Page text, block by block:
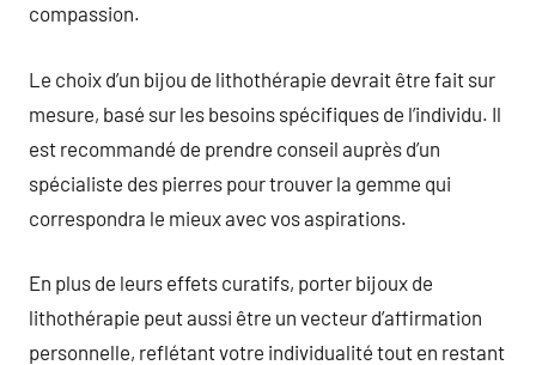
compassion.
Le choix d’un bijou de lithothérapie devrait être fait sur
mesure, basé sur les besoins spécifiques de l’individu. Il
est recommandé de prendre conseil auprès d’un
spécialiste des pierres pour trouver la gemme qui
correspondra le mieux avec vos aspirations.
En plus de leurs effets curatifs, porter bijoux de
lithothérapie peut aussi être un vecteur d’affirmation
personnelle, reflétant votre individualité tout en restant